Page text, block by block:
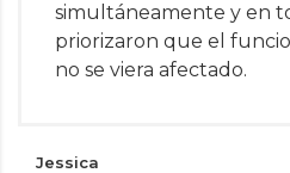
simultáneamente y en
priorizaron que el
no se viera afectado.
Jessica